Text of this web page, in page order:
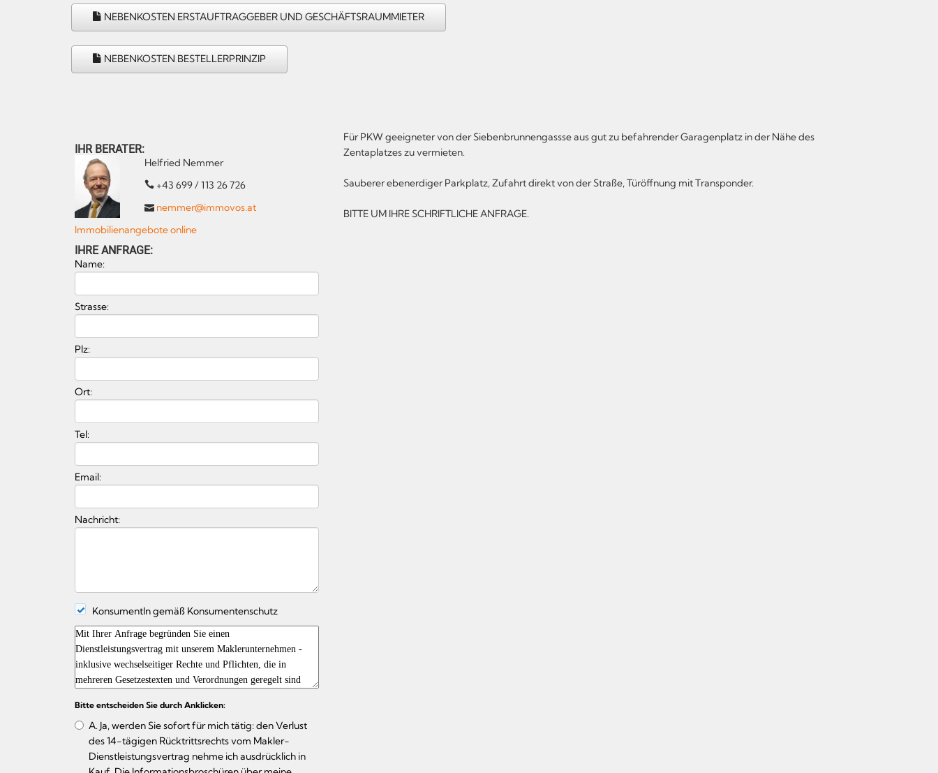
NEBENKOSTEN ERSTAUFTRAGGEBER UND GESCHÄFTSRAUMMIETER
NEBENKOSTEN BESTELLERPRINZIP
IHR BERATER:
Helfried Nemmer
+43 699 / 113 26 726
nemmer@immovos.at
Immobilienangebote online
IHRE ANFRAGE:
Name:
Strasse:
Plz:
Ort:
Tel:
Email:
Nachricht:
KonsumentIn gemäß Konsumentenschutz
Bitte entscheiden Sie durch Anklicken:
A. Ja, werden Sie sofort für mich tätig: den Verlust
des 14-tägigen Rücktrittsrechts vom Makler-
Dienstleistungsvertrag nehme ich ausdrücklich in
Für PKW geeigneter von der Siebenbrunnengassse aus gut zu befahrender Garagenplatz in der Nähe des
Zentaplatzes zu vermieten.
Sauberer ebenerdiger Parkplatz, Zufahrt direkt von der Straße, Türöffnung mit Transponder.
BITTE UM IHRE SCHRIFTLICHE ANFRAGE.